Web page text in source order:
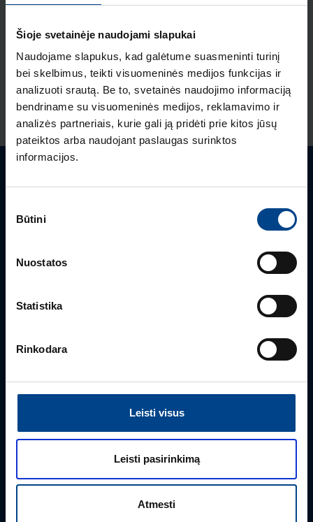
Šioje svetainėje naudojami slapukai
Naudojame slapukus, kad galėtume suasmeninti turinį
bei skelbimus, teikti visuomeninės medijos funkcijas ir
analizuoti srautą. Be to, svetainės naudojimo informaciją
bendriname su visuomeninės medijos, reklamavimo ir
analizės partneriais, kurie gali ją pridėti prie kitos jūsų
pateiktos arba naudojant paslaugas surinktos
informacijos.
pasirinkimas
Būtini
Nuostatos
Statistika
Rinkodara
Leisti visus
Leisti pasirinkimą
Atmesti
Metalinės durys skydeliui VA12B,
Volta
Produkto kodas: VA12T
Turite klausimų? Susisiekite
Mielai atsakysime į Jums aktualius klausimus.
PRODUKTO VADOVAS
+370 612 41409
edmas.nausedas@utugroup.com